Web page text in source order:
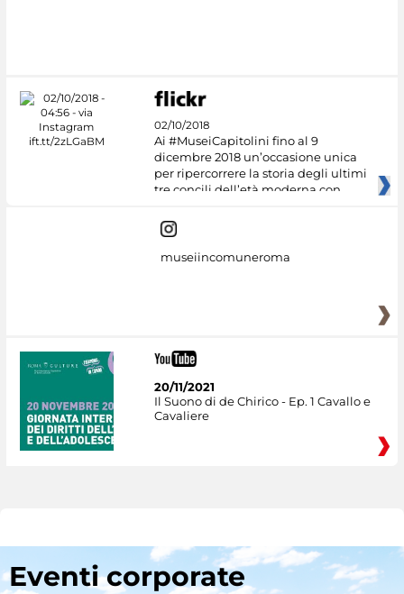
02/10/2018
Ai #MuseiCapitolini fino al 9
dicembre 2018 un’occasione unica
per ripercorrere la storia degli ultimi
tre concili dell’età moderna con
museiincomuneroma
20/11/2021
Il Suono di de Chirico - Ep. 1 Cavallo e
Cavaliere
Eventi corporate